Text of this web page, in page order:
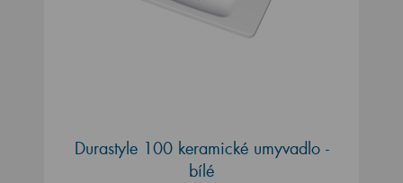
Durastyle 100 keramické umyvadlo -
bílé